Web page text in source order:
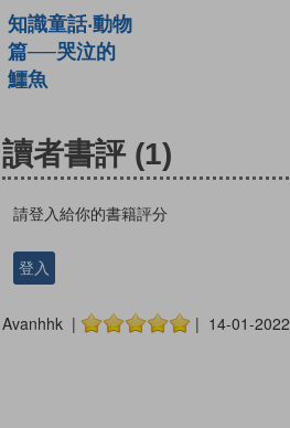
知識童話‧動物
篇──哭泣的
鱷魚
讀者書評 (1)
請登入給你的書籍評分
登入
Avanhhk | | 14-01-2022